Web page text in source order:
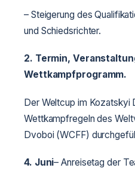
– Steigerung des
und Schiedsrichter.
2. Termin,
Wettkampfprogramm.
Der Weltcup im Kozatskyi
Wettkampfregeln des
Dvoboi (WCFF)
4. Juni– Anreisetag der